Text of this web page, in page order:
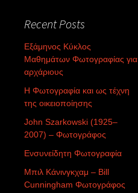
Recent Posts
Εξάμηνος Κύκλος
Μαθημάτων Φωτογραφίας για
αρχάριους
Η Φωτογραφία και ως τέχνη
της οικειοποίησης
John Szarkowski (1925–
2007) – Φωτογράφος
Ενσυνείδητη Φωτογραφία
Μπιλ Κάνινγκχαμ – Bill
Cunningham Φωτογράφος